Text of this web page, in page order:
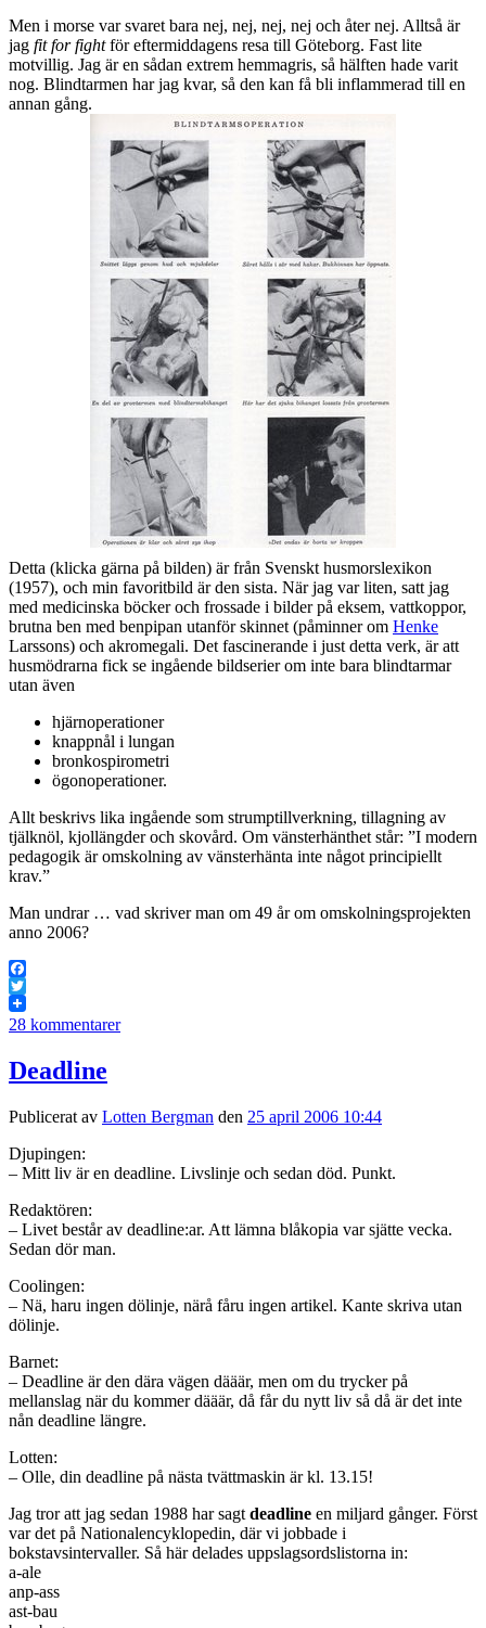
Men i morse var svaret bara nej, nej, nej, nej och åter nej. Alltså är
jag fit for fightför eftermiddagens resa till Göteborg. Fast lite
motvillig. Jag är en sådan extrem hemmagris, så hälften hade varit
nog. Blindtarmen har jag kvar, så den kan få bli inflammerad till en
annan gång.
Detta (klicka gärna på bilden) är från Svenskt husmorslexikon
(1957), och min favoritbild är den sista. När jag var liten, satt jag
med medicinska böcker och frossade i bilder på eksem, vattkoppor,
brutna ben med benpipan utanför skinnet (påminner om Henke
Larssons) och akromegali. Det fascinerande i just detta verk, är att
husmödrarna fick se ingående bildserier om inte bara blindtarmar
utan även
hjärnoperationer
knappnål i lungan
bronkospirometri
ögonoperationer.
Allt beskrivs lika ingående som strumptillverkning, tillagning av
tjälknöl, kjollängder och skovård. Om vänsterhänthet står: ”I modern
pedagogik är omskolning av vänsterhänta inte något principiellt
krav.”
Man undrar … vad skriver man om 49 år om omskolningsprojekten
anno 2006?
Facebook
Twitter
28 kommentarer
Deadline
Publicerat av Lotten Bergman den 25 april 2006 10:44
Djupingen:
– Mitt liv är en deadline. Livslinje och sedan död. Punkt.
Redaktören:
– Livet består av deadline:ar. Att lämna blåkopia var sjätte vecka.
Sedan dör man.
Coolingen:
– Nä, haru ingen dölinje, närå fåru ingen artikel. Kante skriva utan
dölinje.
Barnet:
– Deadline är den dära vägen dääär, men om du trycker på
mellanslag när du kommer dääär, då får du nytt liv så då är det inte
nån deadline längre.
Lotten:
– Olle, din deadline på nästa tvättmaskin är kl. 13.15!
Jag tror att jag sedan 1988 har sagt deadline en miljard gånger. Först
var det på Nationalencyklopedin, där vi jobbade i
bokstavsintervaller. Så här delades uppslagsordslistorna in:
a-ale
anp-ass
ast-bau